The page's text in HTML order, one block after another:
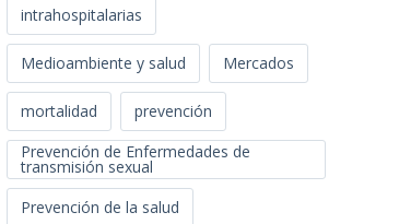
intrahospitalarias
Medioambiente y salud Mercados
mortalidad
prevención
Prevención de Enfermedades de
transmisión sexual
Prevención de la salud